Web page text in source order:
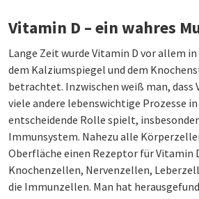
Vitamin D – ein wahres
Lange Zeit wurde Vitamin D vor allem
dem Kalziumspiegel und dem
betrachtet. Inzwischen weiß man, dass
viele andere lebenswichtige Prozesse
entscheidende Rolle spielt,
Immunsystem. Nahezu alle
Oberfläche einen Rezeptor für Vitamin
Knochenzellen, Nervenzellen,
die Immunzellen. Man hat